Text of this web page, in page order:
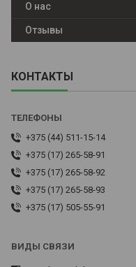
О нас
Отзывы
КОНТАКТЫ
+375 (44) 511-15-14
+375 (17) 265-58-91
+375 (17) 265-58-92
+375 (17) 265-58-93
+375 (17) 505-55-91